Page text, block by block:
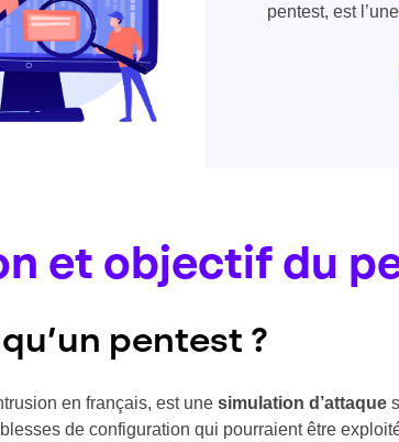
pentest, est
et objectif du
pentest ?
en français, est unesimulation d’attaque
de configuration qui pourraient être